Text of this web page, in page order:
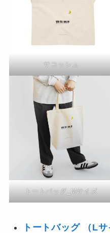
サコッシュ
トートバッグ_Mサイズ
トートバッグ （Lサ